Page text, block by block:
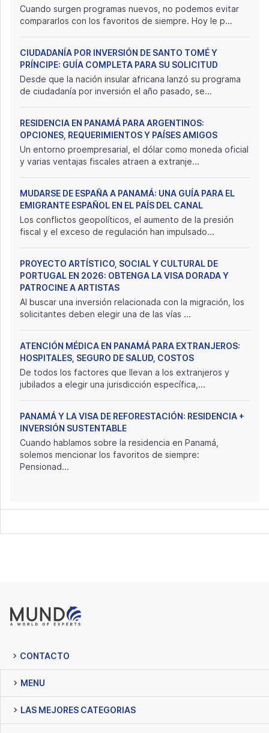
Cuando surgen programas nuevos, no podemos evitar
compararlos con los favoritos de siempre. Hoy le p...
CIUDADANÍA POR INVERSIÓN DE SANTO TOMÉ Y
PRÍNCIPE: GUÍA COMPLETA PARA SU SOLICITUD
Desde que la nación insular africana lanzó su programa
de ciudadanía por inversión el año pasado, se...
RESIDENCIA EN PANAMÁ PARA ARGENTINOS:
OPCIONES, REQUERIMIENTOS Y PAÍSES AMIGOS
Un entorno proempresarial, el dólar como moneda oficial
y varias ventajas fiscales atraen a extranje...
MUDARSE DE ESPAÑA A PANAMÁ: UNA GUÍA PARA EL
EMIGRANTE ESPAÑOL EN EL PAÍS DEL CANAL
Los conflictos geopolíticos, el aumento de la presión
fiscal y el exceso de regulación han impulsado...
PROYECTO ARTÍSTICO, SOCIAL Y CULTURAL DE
PORTUGAL EN 2026: OBTENGA LA VISA DORADA Y
PATROCINE A ARTISTAS
Al buscar una inversión relacionada con la migración, los
solicitantes deben elegir una de las vías ...
ATENCIÓN MÉDICA EN PANAMÁ PARA EXTRANJEROS:
HOSPITALES, SEGURO DE SALUD, COSTOS
De todos los factores que llevan a los extranjeros y
jubilados a elegir una jurisdicción específica,...
PANAMÁ Y LA VISA DE REFORESTACIÓN: RESIDENCIA +
INVERSIÓN SUSTENTABLE
Cuando hablamos sobre la residencia en Panamá,
solemos mencionar los favoritos de siempre:
Pensionad...
CONTACTO
MENU
LAS MEJORES CATEGORIAS